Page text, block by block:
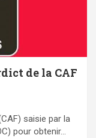
de la CAF
saisie par la
pour obtenir…